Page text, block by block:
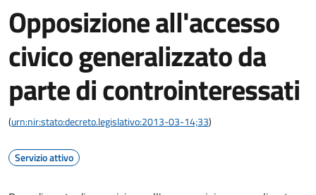
Opposizione all'accesso
civico generalizzato da
parte di controinteressati
(urn:nir:stato:decreto.legislativo:2013-03-14;33)
Servizio attivo